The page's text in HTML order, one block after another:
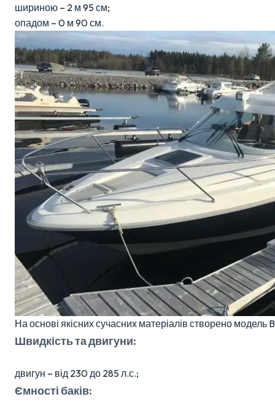
шириною – 2 м 95 см;
опадом – 0 м 90 см.
На основі якісних сучасних матеріалів створено модель
Швидкість та двигуни:
двигун – від 230 до 285 л.с.;
Ємності баків: